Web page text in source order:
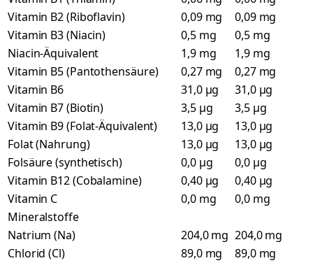
Vitamin B2 (Riboflavin)
0,09 mg
0,09 mg
Vitamin B3 (Niacin)
0,5 mg
0,5 mg
Niacin-Äquivalent
1,9 mg
1,9 mg
Vitamin B5 (Pantothensäure)
0,27 mg
0,27 mg
Vitamin B6
31,0 µg
31,0 µg
Vitamin B7 (Biotin)
3,5 µg
3,5 µg
Vitamin B9 (Folat-Äquivalent)
13,0 µg
13,0 µg
Folat (Nahrung)
13,0 µg
13,0 µg
Folsäure (synthetisch)
0,0 µg
0,0 µg
Vitamin B12 (Cobalamine)
0,40 µg
0,40 µg
Vitamin C
0,0 mg
0,0 mg
Mineralstoffe
Natrium (Na)
204,0 mg 204,0 mg
Chlorid (Cl)
89,0 mg
89,0 mg